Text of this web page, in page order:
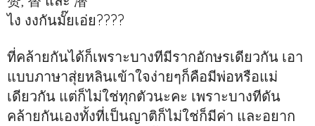
ไง งงกันมั๊ยเอ่ย????
ที่คล้ายกันได้ก็เพราะบางทีมีรากอักษรเดียวกัน เอา
แบบภาษาสุ่ยหลินเข้าใจง่ายๆก็คือมีพ่อหรือแม่
เดียวกัน แต่ก็ไม่ใช่ทุกตัวนะคะ เพราะบางทีดัน
คล้ายกันเองทั้งที่เป็นญาติก็ไม่ใช่ก็มีค่า และอยาก